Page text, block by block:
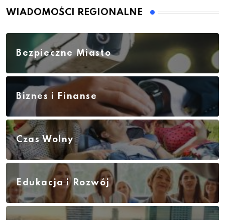
WIADOMOŚCI REGIONALNE
Bezpieczne Miasto
Biznes i Finanse
Czas Wolny
Edukacja i Rozwój